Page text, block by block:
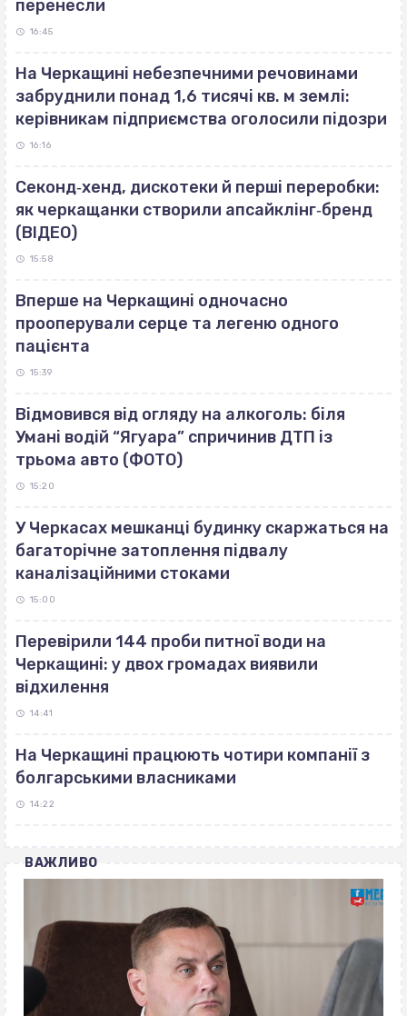
перенесли
16:45
На Черкащині небезпечними речовинами
забруднили понад 1,6 тисячі кв. м землі:
керівникам підприємства оголосили підозри
16:16
Секонд‐хенд, дискотеки й перші переробки:
як черкащанки створили апсайклінг‐бренд
(ВІДЕО)
15:58
Вперше на Черкащині одночасно
прооперували серце та легеню одного
пацієнта
15:39
Відмовився від огляду на алкоголь: біля
Умані водій “Ягуара” спричинив ДТП із
трьома авто (ФОТО)
15:20
У Черкасах мешканці будинку скаржаться на
багаторічне затоплення підвалу
каналізаційними стоками
15:00
Перевірили 144 проби питної води на
Черкащині: у двох громадах виявили
відхилення
14:41
На Черкащині працюють чотири компанії з
болгарськими власниками
14:22
ВАЖЛИВО